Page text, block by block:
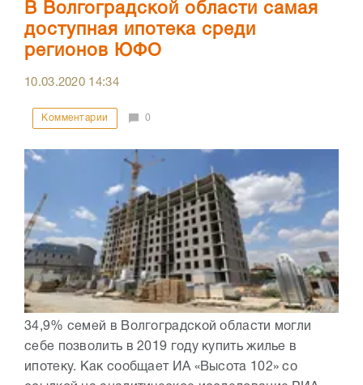
В Волгоградской области самая
доступная ипотека среди
регионов ЮФО
10.03.2020 14:34
Комментарии 0
34,9% семей в Волгоградской области могли
себе позволить в 2019 году купить жилье в
ипотеку. Как сообщает ИА «Высота 102» со